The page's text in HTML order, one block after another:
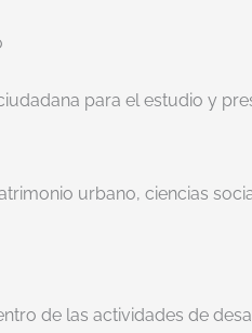
para el estudio y
urbano, ciencias
de las actividades de